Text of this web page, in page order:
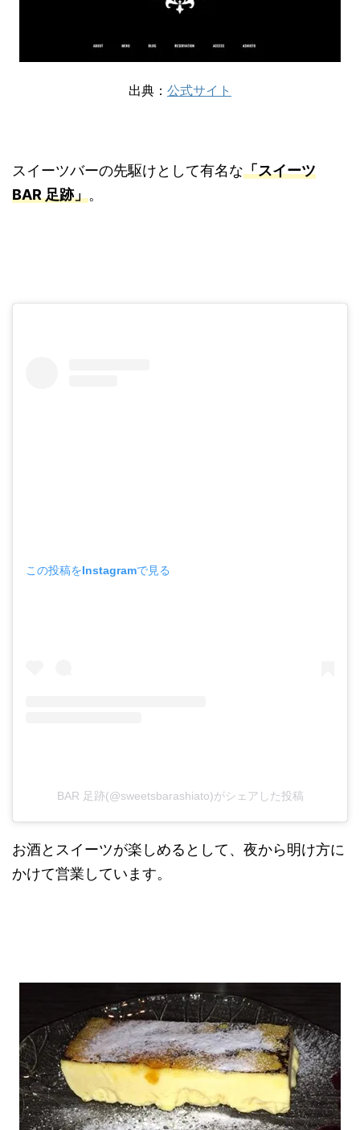
出典： 公式サイト
スイーツバーの先駆けとして有名な「スイーツ
BAR 足跡」。
この投稿をInstagramで見る
BAR 足跡(@sweetsbarashiato)がシェアした投稿
お酒とスイーツが楽しめるとして、夜から明け方に
かけて営業しています。